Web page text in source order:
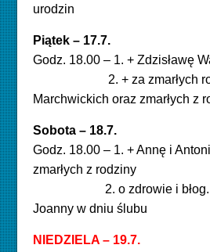
urodzin
Piątek – 17.7.
Godz. 18.00 – 1. + Zdzisławę
2. + za zmarłych
Marchwickich oraz zmarłych z
Sobota – 18.7.
Godz. 18.00 – 1. + Annę i
zmarłych z rodziny
2. o zdrowie i
Joanny w dniu ślubu
NIEDZIELA – 19.7.